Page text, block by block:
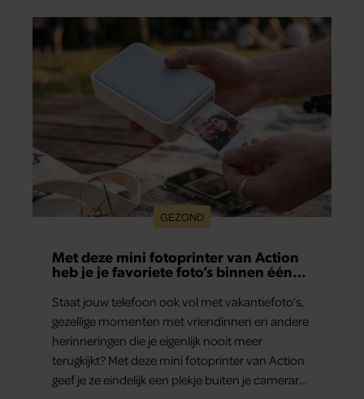
aan herinneringen op. Daar begon hun leven
samen en werd dochter Lola geboren.
GEZOND
Met deze mini fotoprinter van Action
heb je je favoriete foto’s binnen één
Staat jouw telefoon ook vol met vakantiefoto’s,
gezellige momenten met vriendinnen en andere
herinneringen die je eigenlijk nooit meer
terugkijkt? Met deze mini fotoprinter van Action
geef je ze eindelijk een plekje buiten je camerarol.